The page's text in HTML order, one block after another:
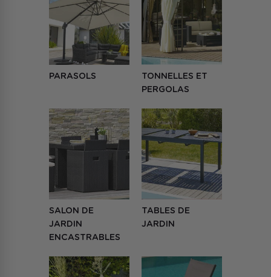
PARASOLS
TONNELLES ET
PERGOLAS
SALON DE
JARDIN
ENCASTRABLES
TABLES DE
JARDIN